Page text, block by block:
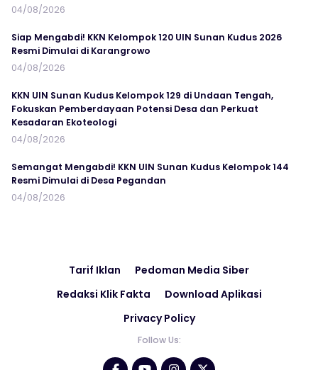
04/08/2026
Siap Mengabdi! KKN Kelompok 120 UIN Sunan Kudus 2026
Resmi Dimulai di Karangrowo
04/08/2026
KKN UIN Sunan Kudus Kelompok 129 di Undaan Tengah,
Fokuskan Pemberdayaan Potensi Desa dan Perkuat
Kesadaran Ekoteologi
04/08/2026
Semangat Mengabdi! KKN UIN Sunan Kudus Kelompok 144
Resmi Dimulai di Desa Pegandan
04/08/2026
Tarif Iklan
Pedoman Media Siber
Redaksi Klik Fakta
Download Aplikasi
Privacy Policy
Follow Us: